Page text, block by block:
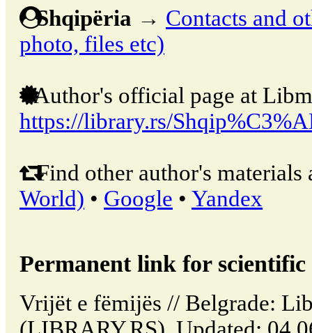
Shqipëria → Contacts and
photo, files etc)
Author's official page at
https://library.rs/
Find other author's materials
World) • Google • Yandex
Permanent link for
Vrijët e fëmijës // Belgrade: